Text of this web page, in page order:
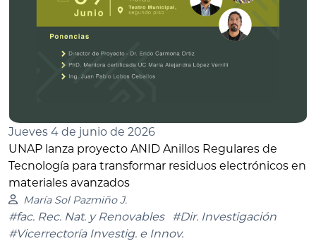
Jueves 4 de junio de 2026
UNAP lanza proyecto ANID Anillos Regulares de
Tecnología para transformar residuos electrónicos en
materiales avanzados
María Sol Pazmiño J.
#fac. Rec. Nat. y Renovables
#Dir. Investigación
#Vicerrectoría Investig. e Innov.